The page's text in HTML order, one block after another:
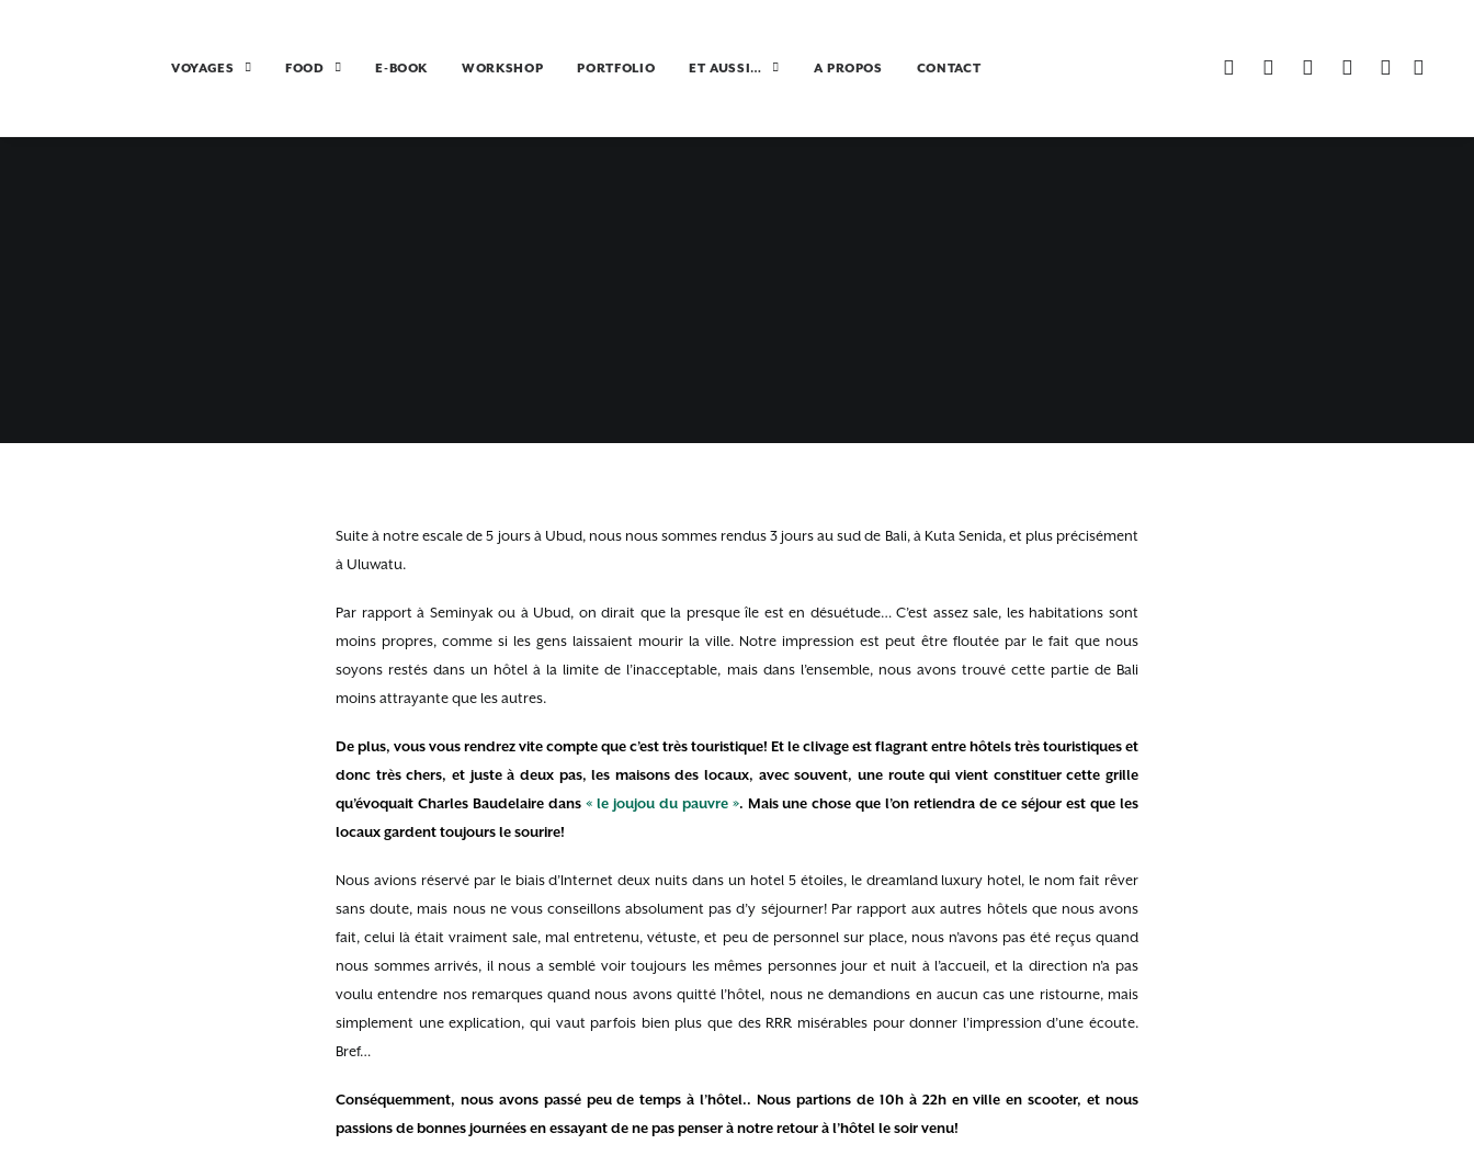
VOYAGES FOOD E-BOOK WORKSHOP PORTFOLIO ET AUSSI… A PROPOS CONTACT
Suite à notre escale de 5 jours à Ubud, nous nous sommes rendus 3 jours au sud de Bali, à Kuta Senida, et plus précisément
à Uluwatu.
Par rapport à Seminyak ou à Ubud, on dirait que la presque île est en désuétude… C’est assez sale, les habitations sont
moins propres, comme si les gens laissaient mourir la ville. Notre impression est peut être floutée par le fait que nous
soyons restés dans un hôtel à la limite de l’inacceptable, mais dans l’ensemble, nous avons trouvé cette partie de Bali
moins attrayante que les autres.
De plus, vous vous rendrez vite compte que c’est très touristique! Et le clivage est flagrant entre hôtels très touristiques et
donc très chers, et juste à deux pas, les maisons des locaux, avec souvent, une route qui vient constituer cette grille
qu’évoquait Charles Baudelaire dans « le joujou du pauvre ». Mais une chose que l’on retiendra de ce séjour est que les
locaux gardent toujours le sourire!
Nous avions réservé par le biais d’Internet deux nuits dans un hotel 5 étoiles, le dreamland luxury hotel, le nom fait rêver
sans doute, mais nous ne vous conseillons absolument pas d’y séjourner! Par rapport aux autres hôtels que nous avons
fait, celui là était vraiment sale, mal entretenu, vétuste, et peu de personnel sur place, nous n’avons pas été reçus quand
nous sommes arrivés, il nous a semblé voir toujours les mêmes personnes jour et nuit à l’accueil, et la direction n’a pas
voulu entendre nos remarques quand nous avons quitté l’hôtel, nous ne demandions en aucun cas une ristourne, mais
simplement une explication, qui vaut parfois bien plus que des RRR misérables pour donner l’impression d’une écoute.
Bref…
Conséquemment, nous avons passé peu de temps à l’hôtel.. Nous partions de 10h à 22h en ville en scooter, et nous
passions de bonnes journées en essayant de ne pas penser à notre retour à l’hôtel le soir venu!